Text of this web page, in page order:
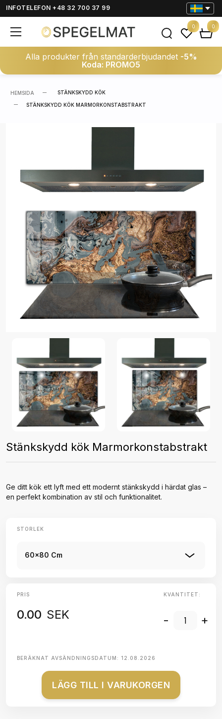
INFOTELEFON +48 32 700 37 99
Alla produkter från standarderbjudandet -5%
Koda: PROMO5
0 0
HEMSIDA STÄNKSKYDD KÖK
STÄNKSKYDD KÖK MARMORKONSTABSTRAKT
Stänkskydd kök Marmorkonstabstrakt
Ge ditt kök ett lyft med ett modernt stänkskydd i härdat glas –
en perfekt kombination av stil och funktionalitet.
STORLEK
60x80 Cm
PRIS
0.00 SEK
KVANTITET:
- +
BERÄKNAT AVSÄNDNINGSDATUM: 12.08.2026
LÄGG TILL I VARUKORGEN